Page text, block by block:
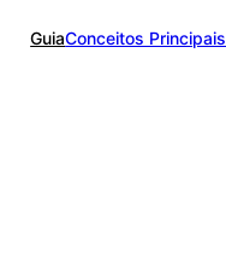
GuiaConceitos Principais